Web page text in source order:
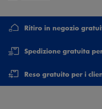
Ritiro in negozio
Spedizione gratuita
Reso gratuito per i